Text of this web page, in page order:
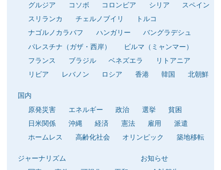
グルジア
コソボ コロンビア シリア
スペイン
スリランカ
チェルノブイリ
トルコ
ナゴルノカラバフ
ハンガリー
バングラデシュ
パレスチナ（ガザ・西岸）
ビルマ（ミャンマー）
フランス
ブラジル ベネズエラ
リトアニア
リビア
レバノン ロシア 香港 韓国 北朝鮮
国内
原発災害
エネルギー 政治 選挙
貧困
日米関係
沖縄 経済 憲法 雇用
派遣
ホームレス
高齢化社会 オリンピック 築地移転
ジャーナリズム
お知らせ